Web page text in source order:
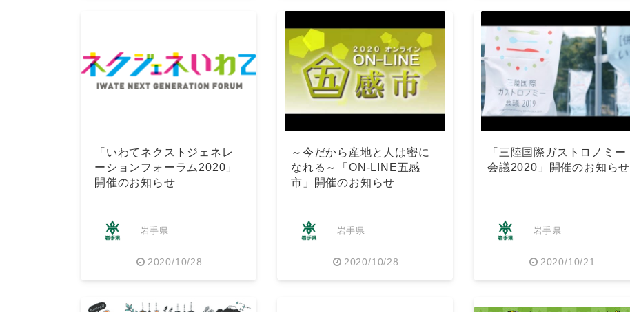
「いわてネクストジェネレ
ーションフォーラム2020」
開催のお知らせ
岩手県
2020/10/28
～今だから産地と人は密に
なれる～「ON-LINE五感
市」開催のお知らせ
岩手県
2020/10/28
「三陸国際ガストロノミー
会議2020」開催のお知らせ
岩手県
2020/10/21